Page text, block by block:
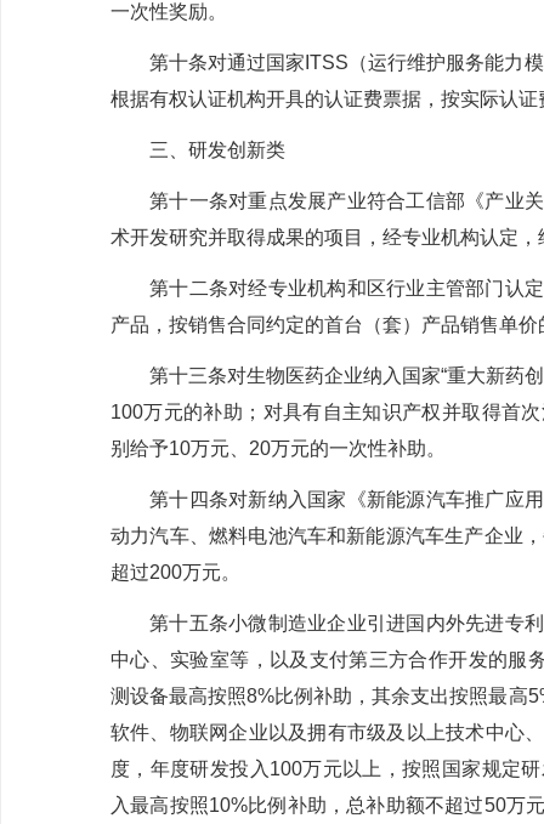
一次性奖励。
第十条对通过国家 ITSS （运行维护服务能力
根据有权认证机构开具的认证费票据，按实际认
三、研发创新类
第十一条对重点发展产业符合工信部《产业
术开发研究并取得成果的项目，经专业机构认定，
第十二条对经专业机构和区行业主管部门认
产品，按销售合同约定的首台（套）产品销售单价
第十三条对生物医药企业纳入国家“重大新药
100万元的补助；对具有自主知识产权并取得首
别给予10万元、 20万元的一次性补助。
第十四条对新纳入国家《新能源汽车推广应
动力汽车、燃料电池汽车和新能源汽车生产企业
超过200万元。
第十五条小微制造业企业引进国内外先进专
中心、实验室等，以及支付第三方合作开发的服
测设备最高按照8%比例补助，其余支出按照最高
软件、物联网企业以及拥有市级及以上技术中心
度，年度研发投入 100万元以上，按照国家规定
入最高按照10%比例补助，总补助额不超过50万